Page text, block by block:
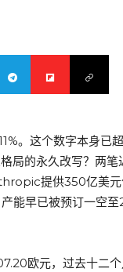
。这个数字本身已
格局的永久改写？两
提供350亿美元
能早已被预订一空
欧元，过去十二